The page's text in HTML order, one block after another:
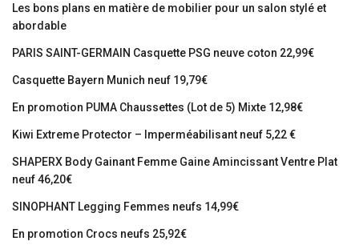
Les bons plans en matière de mobilier pour un salon stylé et
abordable
PARIS SAINT-GERMAIN Casquette PSG neuve coton 22,99€
Casquette Bayern Munich neuf 19,79€
En promotion PUMA Chaussettes (Lot de 5) Mixte 12,98€
Kiwi Extreme Protector – Imperméabilisant neuf 5,22 €
SHAPERX Body Gainant Femme Gaine Amincissant Ventre Plat
neuf 46,20€
SINOPHANT Legging Femmes neufs 14,99€
En promotion Crocs neufs 25,92€